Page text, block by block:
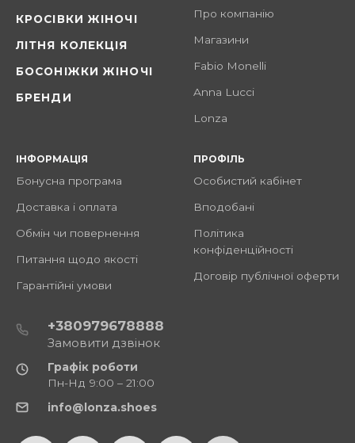
КРОСІВКИ ЖІНОЧІ
ЛІТНЯ КОЛЕКЦІЯ
БОСОНІЖКИ ЖІНОЧІ
БРЕНДИ
Про компанію
Магазини
Fabio Monelli
Anna Lucci
Lonza
ІНФОРМАЦІЯ
Бонусна програма
Доставка і оплата
Обмін чи повернення
Питання щодо якості
Гарантійні умови
ПРОФІЛЬ
Особистий кабінет
Вподобані
Політика
конфіденційності
Договір публічної оферти
+380979678888
Замовити дзвінок
Графік роботи
Пн-Нд 9:00 – 21:00
info@lonza.shoes